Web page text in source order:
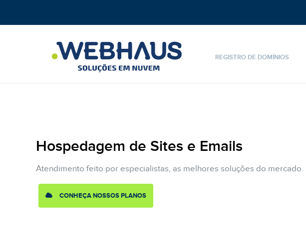
REGISTRO DE DOMÍNIOS
Hospedagem de Sites e Emails
Atendimento feito por especialistas, as melhores soluções do mercado.
CONHEÇA NOSSOS PLANOS